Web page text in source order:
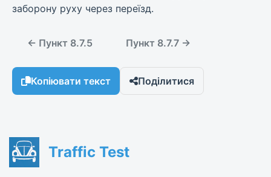
заборону руху через переїзд.
← Пункт 8.7.5 Пункт 8.7.7 →
Копіювати текст Поділитися
Traffic Test